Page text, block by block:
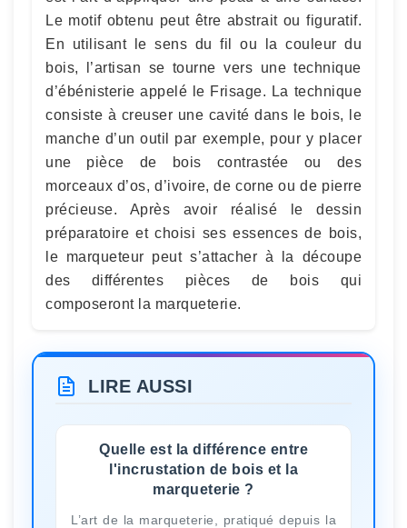
Le motif obtenu peut être abstrait ou figuratif.
En utilisant le sens du fil ou la couleur du
bois, l’artisan se tourne vers une technique
d’ébénisterie appelé le Frisage. La technique
consiste à creuser une cavité dans le bois, le
manche d’un outil par exemple, pour y placer
une pièce de bois contrastée ou des
morceaux d’os, d’ivoire, de corne ou de pierre
précieuse. Après avoir réalisé le dessin
préparatoire et choisi ses essences de bois,
le marqueteur peut s’attacher à la découpe
des différentes pièces de bois qui
composeront la marqueterie.
LIRE AUSSI
Quelle est la différence entre
l'incrustation de bois et la
marqueterie ?
L’art de la marqueterie, pratiqué depuis la